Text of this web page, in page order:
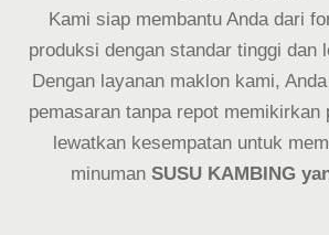
Kami siap membantu Anda dari
produksi dengan standar tinggi dan
Dengan layanan maklon kami,
pemasaran tanpa repot memikirkan
lewatkan kesempatan untuk
minuman SUSU KAMBING